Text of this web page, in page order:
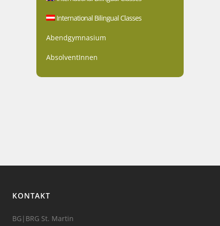
International Bilingual Classes
Abendgymnasium
AbsolventInnen
KONTAKT
BG|BRG St. Martin